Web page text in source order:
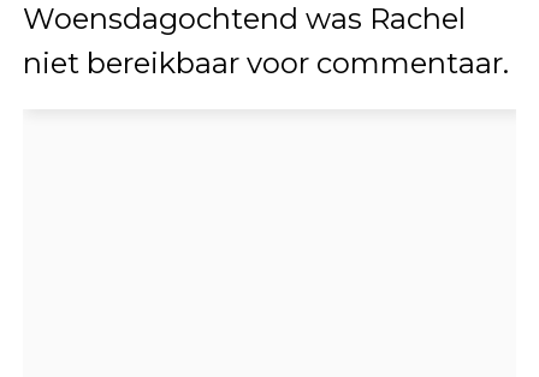
Woensdagochtend was Rachel
niet bereikbaar voor commentaar.